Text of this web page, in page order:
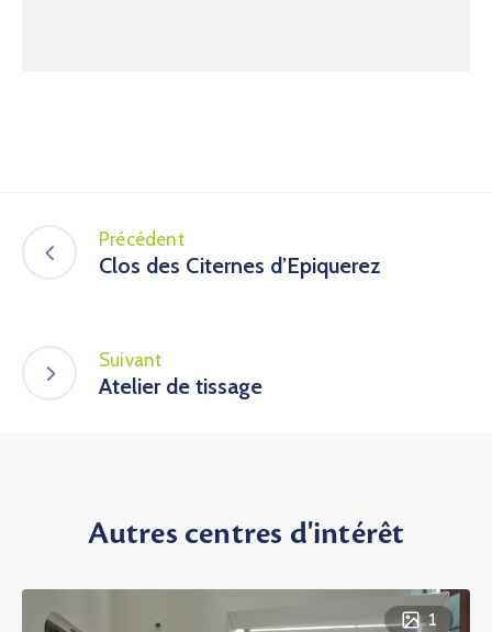
Précédent
Clos des Citernes d’Epiquerez
Suivant
Atelier de tissage
Autres centres d'intérêt
1